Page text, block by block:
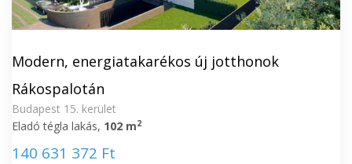
Modern, energiatakarékos új jotthonok
Rákospalotán
Budapest 15. kerület
Eladó tégla lakás, 102 m2
140 631 372 Ft